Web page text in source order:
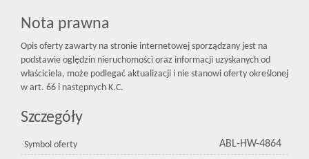
Nota prawna
Opis oferty zawarty na stronie internetowej sporządzany jest na
podstawie oględzin nieruchomości oraz informacji uzyskanych od
właściciela, może podlegać aktualizacji i nie stanowi oferty określonej
w art. 66 i następnych K.C.
Szczegóły
Symbol oferty ABL-HW-4864